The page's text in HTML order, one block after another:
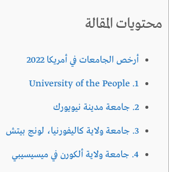
محتويات المقالة
أرخص الجامعات في أمريكا 2022
1. University of the People
2. جامعة مدينة نيويورك
3. جامعة ولاية كاليفورنيا، لونج بيتش
4. جامعة ولاية ألكورن في ميسيسيبي